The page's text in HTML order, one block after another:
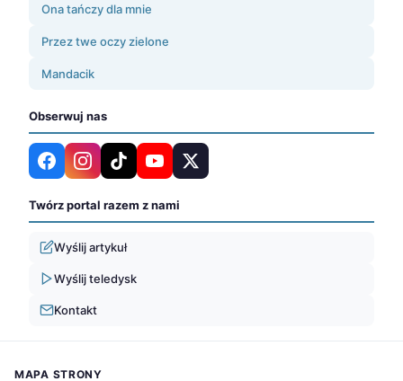
Ona tańczy dla mnie
Przez twe oczy zielone
Mandacik
Obserwuj nas
Twórz portal razem z nami
Wyślij artykuł
Wyślij teledysk
Kontakt
MAPA STRONY